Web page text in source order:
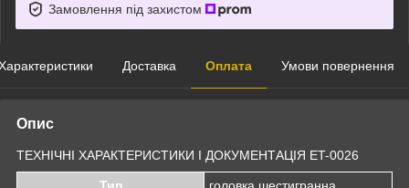
Замовлення під захистом
Доставка Оплата Умови повернення
Опис
ТЕХНІЧНІ ХАРАКТЕРИСТИКИ І ДОКУМЕНТАЦІЯ ET-0026
Тип
головка шестигранна